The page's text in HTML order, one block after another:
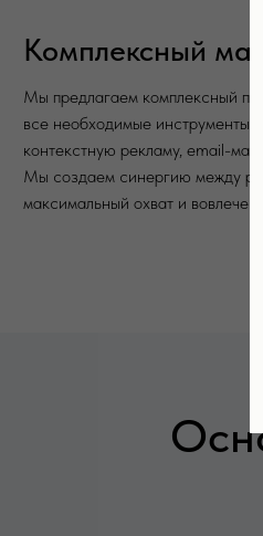
Комплексный
Мы предлагаем комплексный
все необходимые инструменты:
контекстную рекламу, email-
Мы создаем синергию между
максимальный охват и